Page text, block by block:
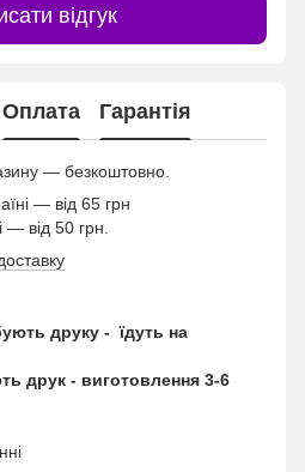
відгук
Оплата Гарантія
— безкоштовно.
— від 65 грн
від 50 грн.
друку - їдуть на
друк - виготовлення 3-6